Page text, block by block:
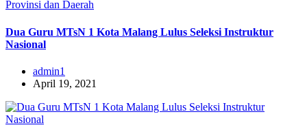
Dua Guru MTsN 1 Kota Malang Lulus Seleksi Instruktur
Nasional
admin1
April 19, 2021